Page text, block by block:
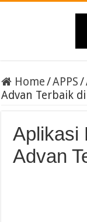
Home/APPS/
Advan Terbaik
Aplikasi
Advan